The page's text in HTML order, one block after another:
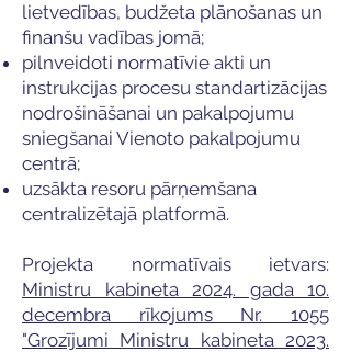
lietvedības, budžeta plānošanas un
finanšu vadības jomā;
pilnveidoti normatīvie akti un
instrukcijas procesu standartizācijas
nodrošināšanai un pakalpojumu
sniegšanai Vienoto pakalpojumu
centrā;
uzsākta resoru pārņemšana
centralizētajā platformā.
Projekta normatīvais ietvars:
Ministru kabineta 2024. gada 10.
decembra rīkojums Nr. 1055
"Grozījumi Ministru kabineta 2023.